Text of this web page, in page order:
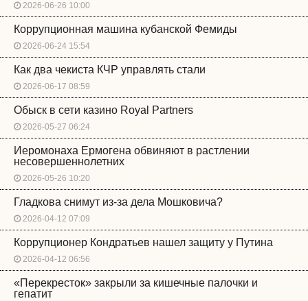
2026-06-26 10:00
Коррупционная машина кубанской Фемиды
2026-06-24 15:54
Как два чекиста КЧР управлять стали
2026-06-17 08:59
Обыск в сети казино Royal Partners
2026-05-27 06:24
Иеромонаха Ермогена обвиняют в растлении
несовершеннолетних
2026-05-26 10:20
Гладкова снимут из-за дела Мошковича?
2026-04-12 07:09
Коррупционер Кондратьев нашел защиту у Путина
2026-04-12 06:56
«Перекресток» закрыли за кишечные палочки и
гепатит